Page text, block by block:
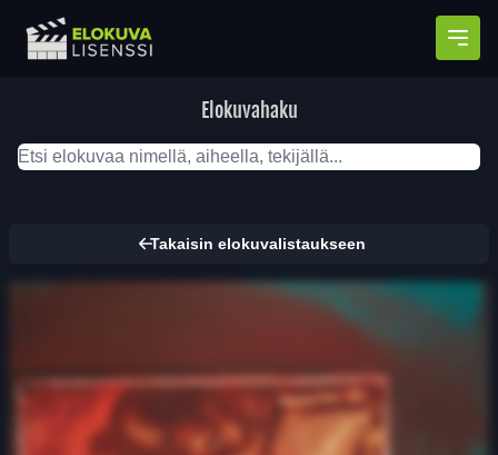
Elokuvahaku
Takaisin elokuvalistaukseen